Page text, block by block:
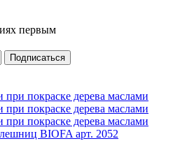
первым
покраске дерева маслами
покраске дерева маслами
покраске дерева маслами
BIOFA арт. 2052